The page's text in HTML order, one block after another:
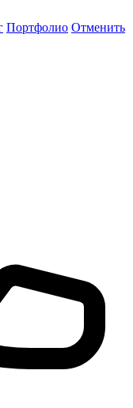
Портфолио Отменить